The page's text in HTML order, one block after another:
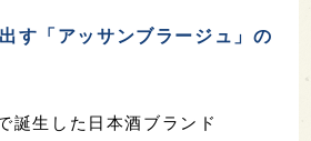
す「アッサンブラージュ」の
誕生した日本酒ブランド